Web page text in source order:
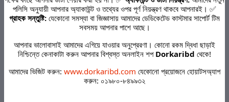
powder - 1 pair Code 02788603
৳160.00
COMPOUND DITHRANOL OINTMENT
(DEROBIN) INDIAN - 30GM
পলিসি অনুযায়ী আপনার অ্যাকাউন্ট ও তথ্যের ওপর পূর্ণ নিয়ন্ত্রণ থাকবে আপনারই। ✅
গ্রাহক সন্তুষ্টি: যেকোনো সমস্যা বা জিজ্ঞাসায় আমাদের ডেডিকেটেড কাস্টমার সাপোর্ট টিম
সবসময় আপনার পাশে আছে।
আপনার ভালোবাসাই আমাদের এগিয়ে যাওয়ার অনুপ্রেরণা। কোনো রকম দ্বিধা ছাড়াই
নিশ্চিন্তে কেনাকাটা করুন আপনার বিশ্বস্ত অনলাইন শপ Dorkaribd থেকে!
আমাদের ভিজিট করুন: www.dorkaribd.com যেকোনো প্রয়োজনে হোয়াটসঅ্যাপ
করুন: ০১৯৮০-৮৪৯৯৩২